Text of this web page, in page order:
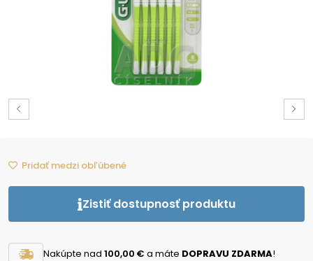
Pridať medzi obľúbené
Zistiť dostupnosť produktu
Nakúpte nad 100,00 € a máte DOPRAVU ZDARMA!